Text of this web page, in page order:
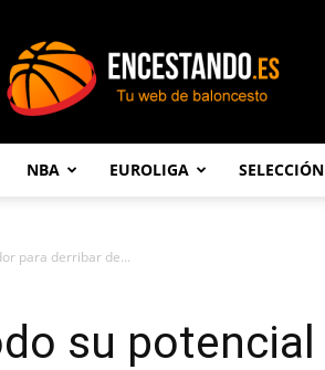
NBA EUROLIGA SELECCIÓN
para derribar de...
su potencial